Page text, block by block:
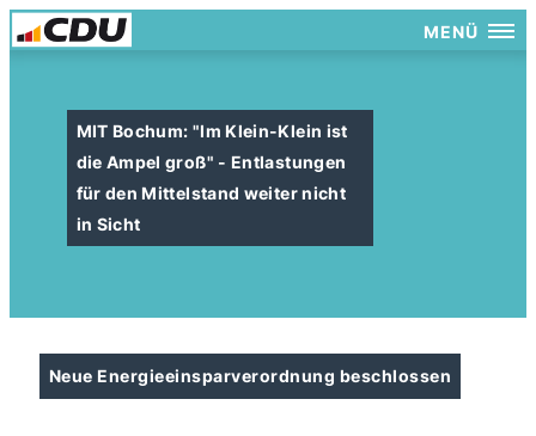
MENÜ
MIT Bochum: "Im Klein-Klein ist
die Ampel groß" - Entlastungen
für den Mittelstand weiter nicht
in Sicht
Neue Energieeinsparverordnung beschlossen